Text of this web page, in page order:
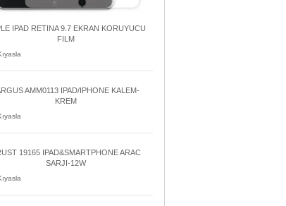
IPAD RETINA 9.7 EKRAN KORUYUCU
FILM
AMM0113 IPAD/IPHONE KALEM-
KREM
19165 IPAD&SMARTPHONE ARAC
SARJI-12W